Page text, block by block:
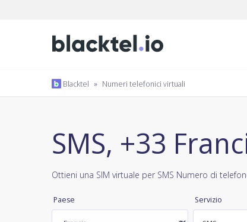
Blacktel » Numeri telefonici virtuali
SMS, +33
Ottieni una SIM virtuale per SMS Numero di
Paese Servizio